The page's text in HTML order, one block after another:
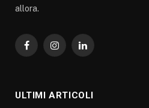
allora.
FacebookInstagramLinkedIn
ULTIMI ARTICOLI